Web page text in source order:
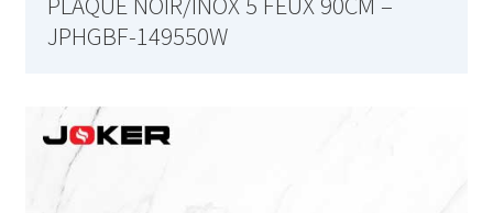
Logos Showcase
Message Box
Person
JPHGBF-149550W